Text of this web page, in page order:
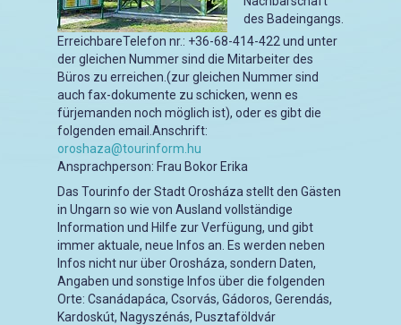
des Badeingangs.
ErreichbareTelefon nr.: +36-68-414-422 und unter
der gleichen Nummer sind die Mitarbeiter des
Büros zu erreichen.(zur gleichen Nummer sind
auch fax-dokumente zu schicken, wenn es
fürjemanden noch möglich ist), oder es gibt die
folgenden email.Anschrift:
oroshaza@tourinform.hu
Ansprachperson: Frau Bokor Erika
Das Tourinfo der Stadt Orosháza stellt den Gästen
in Ungarn so wie von Ausland vollständige
Information und Hilfe zur Verfügung, und gibt
immer aktuale, neue Infos an. Es werden neben
Infos nicht nur über Orosháza, sondern Daten,
Angaben und sonstige Infos über die folgenden
Orte: Csanádapáca, Csorvás, Gádoros, Gerendás,
Kardoskút, Nagyszénás, Pusztaföldvár